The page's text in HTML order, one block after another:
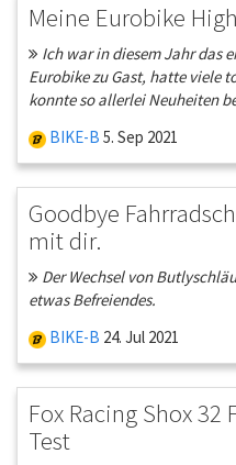
Meine Eurobike
Ich war in diesem Jahr das
Eurobike zu Gast, hatte viele
konnte so allerlei Neuheiten
BIKE-B 5. Sep 2021
Goodbye
mit dir.
Der Wechsel von
etwas Befreiendes.
BIKE-B 24. Jul 2021
Fox Racing Shox 32
Test